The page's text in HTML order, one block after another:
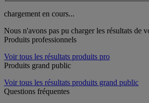
chargement en cours...
Nous n'avons pas pu charger les résultats de
Produits professionnels
Voir tous les résultats produits pro
Produits grand public
Voir tous les résultats produits grand public
Questions fréquentes